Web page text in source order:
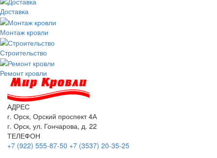
Доставка
Монтаж кровли
Строительство
Ремонт кровли
АДРЕС
г. Орск, Орский проспект 4А
г. Орск, ул. Гончарова, д. 22
ТЕЛЕФОН
+7 (922) 555-87-50 +7 (3537) 20-35-25